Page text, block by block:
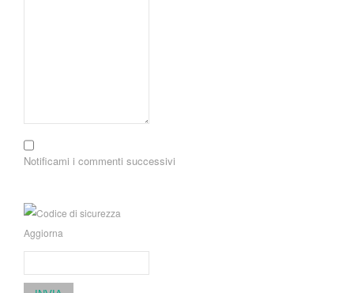
Notificami i commenti successivi
Aggiorna